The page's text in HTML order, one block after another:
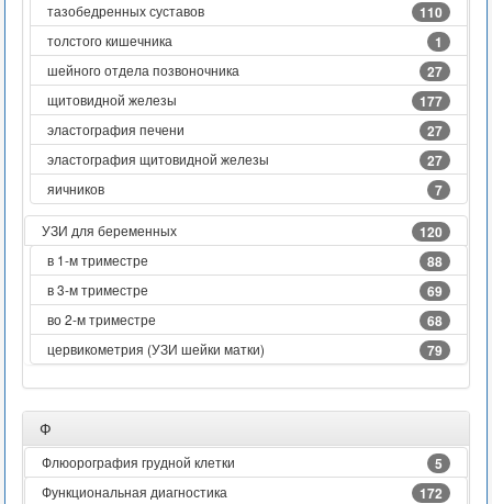
тазобедренных суставов 110
толстого кишечника 1
шейного отдела позвоночника 27
щитовидной железы 177
эластография печени 27
эластография щитовидной железы 27
яичников 7
УЗИ для беременных 120
в 1-м триместре 88
в 3-м триместре 69
во 2-м триместре 68
цервикометрия (УЗИ шейки матки) 79
Ф
Флюорография грудной клетки 5
Функциональная диагностика 172